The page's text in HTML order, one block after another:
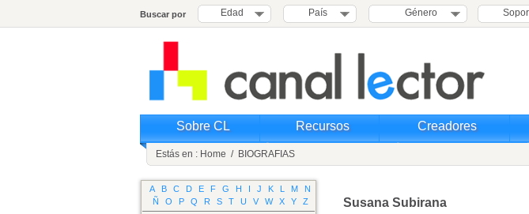
Buscar por Edad País Género
Sobre CL Recursos Creadores
Estás en : Home / BIOGRAFIAS
A B C D E F G H I J K L M
N
Ñ
O P Q R S T U V W X Y Z Susana Subirana